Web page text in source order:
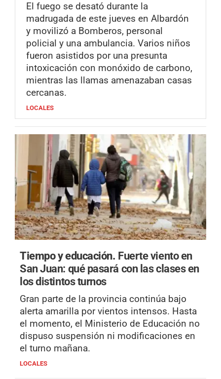
El fuego se desató durante la
madrugada de este jueves en Albardón
y movilizó a Bomberos, personal
policial y una ambulancia. Varios niños
fueron asistidos por una presunta
intoxicación con monóxido de carbono,
mientras las llamas amenazaban casas
cercanas.
LOCALES
Tiempo y educación. Fuerte viento en
San Juan: qué pasará con las clases en
los distintos turnos
Gran parte de la provincia continúa bajo
alerta amarilla por vientos intensos. Hasta
el momento, el Ministerio de Educación no
dispuso suspensión ni modificaciones en
el turno mañana.
LOCALES